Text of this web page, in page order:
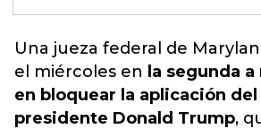
Una jueza federal de
el miércoles en la segunda
en bloquear la aplicación
presidente Donald Trump,